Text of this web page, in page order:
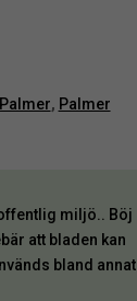
Palmer, Palmer
miljö.. Böj
att bladen kan
bland annat